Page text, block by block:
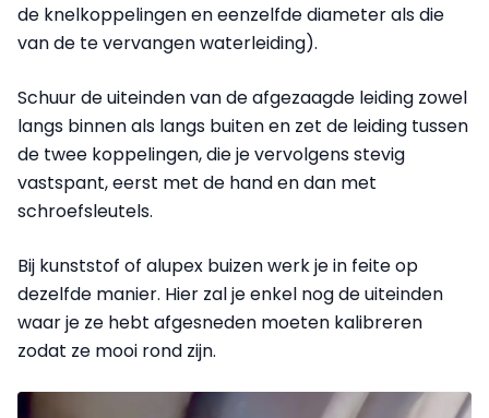
de knelkoppelingen en eenzelfde diameter als die
van de te vervangen waterleiding).
Schuur de uiteinden van de afgezaagde leiding zowel
langs binnen als langs buiten en zet de leiding tussen
de twee koppelingen, die je vervolgens stevig
vastspant, eerst met de hand en dan met
schroefsleutels.
Bij kunststof of alupex buizen werk je in feite op
dezelfde manier. Hier zal je enkel nog de uiteinden
waar je ze hebt afgesneden moeten kalibreren
zodat ze mooi rond zijn.